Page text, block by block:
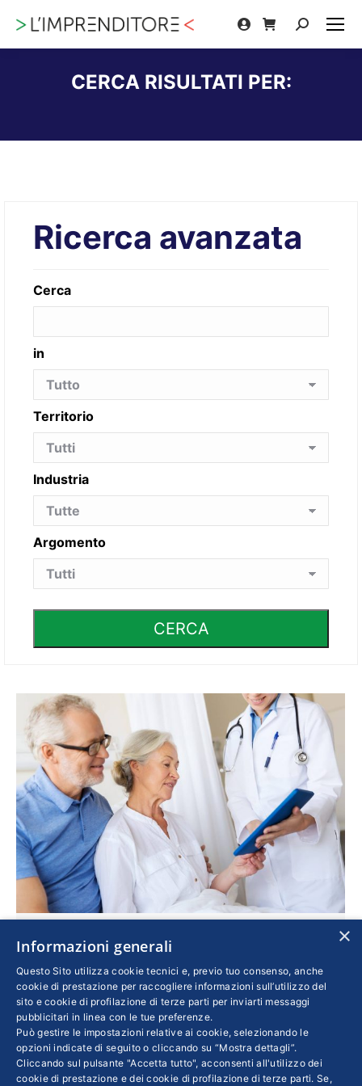
Cerca:
CERCA RISULTATI PER:
Ricerca avanzata
Cerca
in
Territorio
Industria
Argomento
Eme, dispositivi elettromedicali belli e
Confindustria,Imprese DiANDREA BARONI
14 Novembre 2019
L’invecchiamento della popolazione incide
sulla sostenibilità del sistema sanitario.
L’azienda pesarese risponde alle esigenze di
×
Informazioni generali
Questo Sito utilizza cookie tecnici e, previo tuo consenso, anche
cookie di prestazione per raccogliere informazioni sull’utilizzo del
sito e cookie di profilazione di terze parti per inviarti messaggi
pubblicitari in linea con le tue preferenze.
Può gestire le impostazioni relative ai cookie, selezionando le
opzioni indicate di seguito o cliccando su “Mostra dettagli”.
Cliccando sul pulsante "Accetta tutto", acconsenti all'utilizzo dei
cookie di prestazione e dei cookie di profilazione di terze parti. Se,